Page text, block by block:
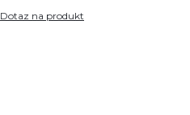
Dotaz na produkt